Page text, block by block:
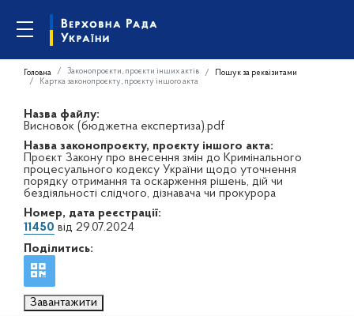
Головна Законопроєкти, проєкти інших актів
Пошук за реквізитами
Картка законопроєкту, проєкту іншого акта
Назва файлу:
Висновок (бюджетна експертиза).pdf
Назва законопроєкту, проєкту іншого акта:
Проєкт Закону про внесення змін до Кримінального
процесуального кодексу України щодо уточнення
порядку отримання та оскарження рішень, дій чи
бездіяльності слідчого, дізнавача чи прокурора
Номер, дата реєстрації:
11450 від 29.07.2024
Поділитись:
Завантажити